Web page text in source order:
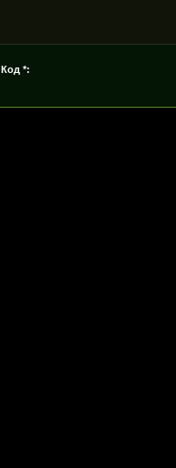
Код *: